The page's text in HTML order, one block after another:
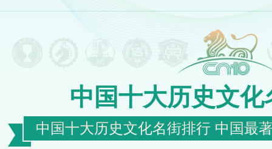
中国十大历史文
中国十大历史文化名街排行 中国最